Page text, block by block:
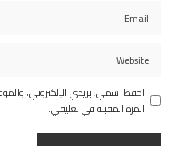
احفظ اسمي، بريدي الإلكتروني،
المرة المقبلة في تعليقي.